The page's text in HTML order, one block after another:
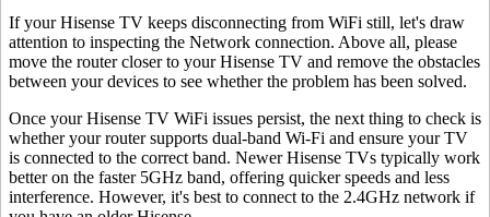
If your Hisense TV keeps disconnecting from WiFi still, let's draw
attention to inspecting the Network connection. Above all, please
move the router closer to your Hisense TV and remove the obstacles
between your devices to see whether the problem has been solved.
Once your Hisense TV WiFi issues persist, the next thing to check is
whether your router supports dual-band Wi-Fi and ensure your TV
is connected to the correct band. Newer Hisense TVs typically work
better on the faster 5GHz band, offering quicker speeds and less
interference. However, it's best to connect to the 2.4GHz network if